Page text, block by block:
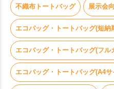
不織布トートバッグ 展示会
エコバッグ・トートバッグ(短納
エコバッグ・トートバッグ(フル
エコバッグ・トートバッグ(A4サ